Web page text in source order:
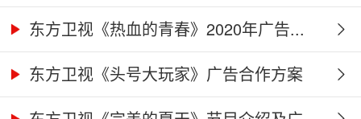
东方卫视《热血的青春》2020年广告...
东方卫视《头号大玩家》广告合作方案